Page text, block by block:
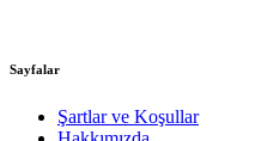
Sayfalar
Şartlar ve Koşullar